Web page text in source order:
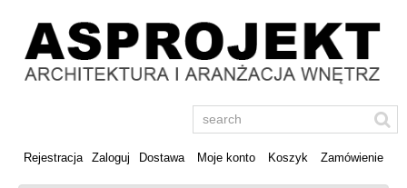
Rejestracja Zaloguj Dostawa Moje konto Koszyk Zamówienie